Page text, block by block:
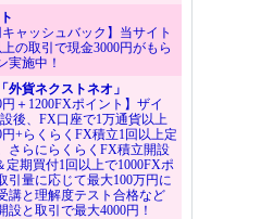
キャッシュバック】当サイト
の取引で現金3000円がもら
実施中！
外貨ネクストネオ」
円＋1200FXポイント】ザイ
後、FX口座で1万通貨以上
+らくらくFX積立1回以上定
さらにらくらくFX積立開設
定期買付1回以上で1000FXポ
引量に応じて最大100万円に
講と理解度テスト合格など
設と取引で最大4000円！